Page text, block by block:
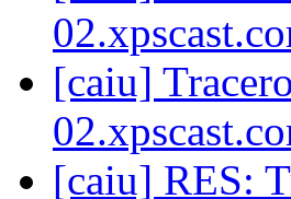
[caiu]
[caiu] RES: